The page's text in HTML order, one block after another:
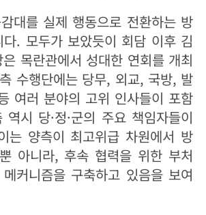
대를 실제 행동으로 전환하는 방
다. 모두가 보았듯이 회담 이후 김
목란관에서 성대한 연회를 개최
수행단에는 당무, 외교, 국방, 발
여러 분야의 고위 인사들이 포함
시 당·정·군의 주요 책임자들이
는 양측이 최고위급 차원에서 방
아니라, 후속 협력을 위한 부처
커니즘을 구축하고 있음을 보여